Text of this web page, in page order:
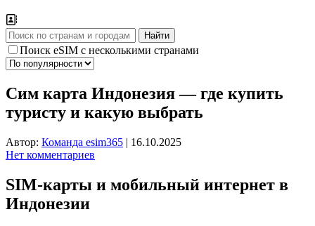
Поиск eSIM с несколькими странами
Сим карта Индонезия — где купить
туристу и какую выбрать
Автор: Команда esim365 | 16.10.2025
Нет комментариев
SIM-карты и мобильный интернет в
Индонезии